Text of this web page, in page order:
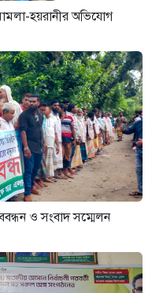
হয়রানীর অভিযোগ
ও সংবাদ সম্মেলন